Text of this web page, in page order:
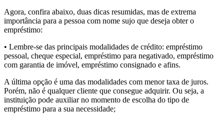
Agora, confira abaixo, duas dicas resumidas, mas de extrema
importância para a pessoa com nome sujo que deseja obter o
empréstimo:
• Lembre-se das principais modalidades de crédito: empréstimo
pessoal, cheque especial, empréstimo para negativado, empréstimo
com garantia de imóvel, empréstimo consignado e afins.
A última opção é uma das modalidades com menor taxa de juros.
Porém, não é qualquer cliente que consegue adquirir. Ou seja, a
instituição pode auxiliar no momento de escolha do tipo de
empréstimo para a sua necessidade;